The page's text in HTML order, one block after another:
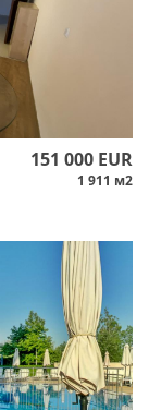
151 000 EUR
1 911 м2